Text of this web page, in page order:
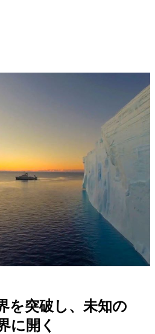
を突破し、未知の
に開く